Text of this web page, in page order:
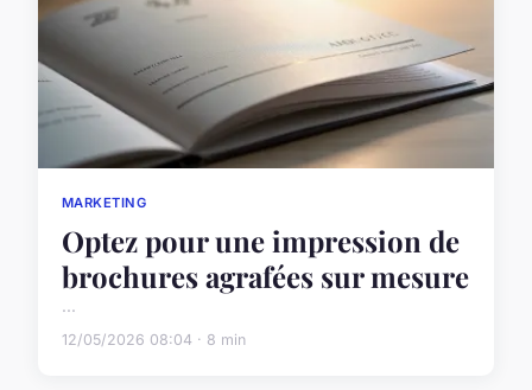
MARKETING
Optez pour une impression de
brochures agrafées sur mesure
...
12/05/2026 08:04 · 8 min